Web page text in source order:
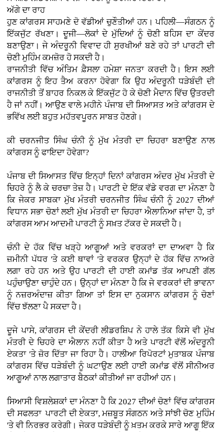
ਅੱਗੇ ਦਾ ਰਾਹ
ਹੁਣ ਕਾਂਗਰਸ ਸਾਹਮਣੇ ਦੋ ਵੱਡੀਆਂ ਚੁਣੌਤੀਆਂ ਹਨ। ਪਹਿਲੀ—ਸੰਗਠਨ ਨੂੰ
ਇੱਕਜੁੱਟ ਰੱਖਣਾ। ਦੂਜੀ—ਲੋਕਾਂ ਦੇ ਮੁੱਦਿਆਂ ਨੂੰ ਚੋਣੀ ਬਹਿਸ ਦਾ ਕੇਂਦਰ
ਬਣਾਉਣਾ। ਜੇ ਅੰਦਰੂਨੀ ਵਿਵਾਦ ਹੀ ਸੁਰਖੀਆਂ ਬਣੇ ਰਹੇ ਤਾਂ ਪਾਰਟੀ ਦੀ
ਚੋਣੀ ਮੁਹਿੰਮ ਕਮਜ਼ੋਰ ਹੋ ਸਕਦੀ ਹੈ।
ਰਾਜਨੀਤੀ ਵਿੱਚ ਅੰਤਿਮ ਫ਼ੈਸਲਾ ਹਮੇਸ਼ਾ ਜਨਤਾ ਕਰਦੀ ਹੈ। ਇਸ ਲਈ
ਕਾਂਗਰਸ ਨੂੰ ਇਹ ਤੈਅ ਕਰਨਾ ਹੋਵੇਗਾ ਕਿ ਉਹ ਅੰਦਰੂਨੀ ਧੜੇਬੰਦੀ ਦੀ
ਰਾਜਨੀਤੀ ਤੋਂ ਬਾਹਰ ਨਿਕਲ ਕੇ ਇੱਕਜੁੱਟ ਹੋ ਕੇ ਚੋਣੀ ਮੈਦਾਨ ਵਿੱਚ ਉਤਰਦੀ
ਹੈ ਜਾਂ ਨਹੀਂ। ਆਉਣ ਵਾਲੇ ਮਹੀਨੇ ਪੰਜਾਬ ਦੀ ਸਿਆਸਤ ਅਤੇ ਕਾਂਗਰਸ ਦੇ
ਭਵਿੱਖ ਲਈ ਬਹੁਤ ਮਹੱਤਵਪੂਰਨ ਸਾਬਤ ਹੋਣਗੇ।
ਕੀ ਚਰਨਜੀਤ ਸਿੰਘ ਚੰਨੀ ਨੂੰ ਮੁੱਖ ਮੰਤਰੀ ਦਾ ਚਿਹਰਾ ਬਣਾਉਣ ਨਾਲ
ਕਾਂਗਰਸ ਨੂੰ ਫਾਇਦਾ ਹੋਵੇਗਾ?
ਪੰਜਾਬ ਦੀ ਸਿਆਸਤ ਵਿੱਚ ਇਨ੍ਹਾਂ ਦਿਨਾਂ ਕਾਂਗਰਸ ਅੰਦਰ ਮੁੱਖ ਮੰਤਰੀ ਦੇ
ਚਿਹਰੇ ਨੂੰ ਲੈ ਕੇ ਚਰਚਾ ਤੇਜ਼ ਹੈ। ਪਾਰਟੀ ਦੇ ਇੱਕ ਵੱਡੇ ਵਰਗ ਦਾ ਮੰਨਣਾ ਹੈ
ਕਿ ਜੇਕਰ ਸਾਬਕਾ ਮੁੱਖ ਮੰਤਰੀ ਚਰਨਜੀਤ ਸਿੰਘ ਚੰਨੀ ਨੂੰ 2027 ਦੀਆਂ
ਵਿਧਾਨ ਸਭਾ ਚੋਣਾਂ ਲਈ ਮੁੱਖ ਮੰਤਰੀ ਦਾ ਚਿਹਰਾ ਐਲਾਨਿਆ ਜਾਂਦਾ ਹੈ, ਤਾਂ
ਕਾਂਗਰਸ ਆਮ ਆਦਮੀ ਪਾਰਟੀ ਨੂੰ ਸਖ਼ਤ ਟੱਕਰ ਦੇ ਸਕਦੀ ਹੈ।
ਚੰਨੀ ਦੇ ਹੱਕ ਵਿੱਚ ਖੜ੍ਹੇ ਆਗੂਆਂ ਅਤੇ ਵਰਕਰਾਂ ਦਾ ਦਾਅਵਾ ਹੈ ਕਿ
ਜ਼ਮੀਨੀ ਪੱਧਰ 'ਤੇ ਕਈ ਥਾਵਾਂ 'ਤੇ ਵਰਕਰ ਉਨ੍ਹਾਂ ਦੇ ਹੱਕ ਵਿੱਚ ਨਾਅਰੇ
ਲਗਾ ਰਹੇ ਹਨ ਅਤੇ ਉਹ ਪਾਰਟੀ ਦੀ ਹਾਈ ਕਮਾਂਡ ਤੱਕ ਆਪਣੀ ਗੱਲ
ਪਹੁੰਚਾਉਣਾ ਚਾਹੁੰਦੇ ਹਨ। ਉਨ੍ਹਾਂ ਦਾ ਮੰਨਣਾ ਹੈ ਕਿ ਜੇ ਵਰਕਰਾਂ ਦੀ ਭਾਵਨਾ
ਨੂੰ ਨਜ਼ਰਅੰਦਾਜ਼ ਕੀਤਾ ਗਿਆ ਤਾਂ ਇਸ ਦਾ ਨੁਕਸਾਨ ਕਾਂਗਰਸ ਨੂੰ ਚੋਣਾਂ
ਵਿੱਚ ਝੱਲਣਾ ਪੈ ਸਕਦਾ ਹੈ।
ਦੂਜੇ ਪਾਸੇ, ਕਾਂਗਰਸ ਦੀ ਕੇਂਦਰੀ ਲੀਡਰਸ਼ਿਪ ਨੇ ਹਾਲੇ ਤੱਕ ਕਿਸੇ ਵੀ ਮੁੱਖ
ਮੰਤਰੀ ਦੇ ਚਿਹਰੇ ਦਾ ਐਲਾਨ ਨਹੀਂ ਕੀਤਾ ਹੈ ਅਤੇ ਪਾਰਟੀ ਵੱਲੋਂ ਅੰਦਰੂਨੀ
ਏਕਤਾ 'ਤੇ ਜ਼ੋਰ ਦਿੱਤਾ ਜਾ ਰਿਹਾ ਹੈ। ਹਾਲੀਆ ਰਿਪੋਰਟਾਂ ਮੁਤਾਬਕ ਪੰਜਾਬ
ਕਾਂਗਰਸ ਵਿੱਚ ਧੜੇਬੰਦੀ ਨੂੰ ਘਟਾਉਣ ਲਈ ਹਾਈ ਕਮਾਂਡ ਵੱਲੋਂ ਸੀਨੀਅਰ
ਆਗੂਆਂ ਨਾਲ ਲਗਾਤਾਰ ਬੈਠਕਾਂ ਕੀਤੀਆਂ ਜਾ ਰਹੀਆਂ ਹਨ।
ਸਿਆਸੀ ਵਿਸ਼ਲੇਸ਼ਕਾਂ ਦਾ ਮੰਨਣਾ ਹੈ ਕਿ 2027 ਦੀਆਂ ਚੋਣਾਂ ਵਿੱਚ ਕਾਂਗਰਸ
ਦੀ ਸਫਲਤਾ ਪਾਰਟੀ ਦੀ ਏਕਤਾ, ਮਜ਼ਬੂਤ ਸੰਗਠਨ ਅਤੇ ਸਾਂਝੀ ਚੋਣ ਮੁਹਿੰਮ
'ਤੇ ਵੀ ਨਿਰਭਰ ਕਰੇਗੀ। ਜੇਕਰ ਧੜੇਬੰਦੀ ਨੂੰ ਖ਼ਤਮ ਕਰਕੇ ਸਾਰੇ ਆਗੂ ਇੱਕ